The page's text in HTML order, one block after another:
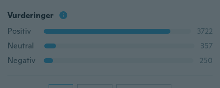
Vurderinger
Positiv
3722
Neutral
357
Negativ
250